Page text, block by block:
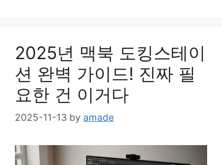
2025년 맥북 도킹스테이
션 완벽 가이드! 진짜 필
요한 건 이거다
2025-11-13 by amade